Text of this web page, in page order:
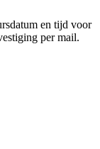
en tijd voor
per mail.